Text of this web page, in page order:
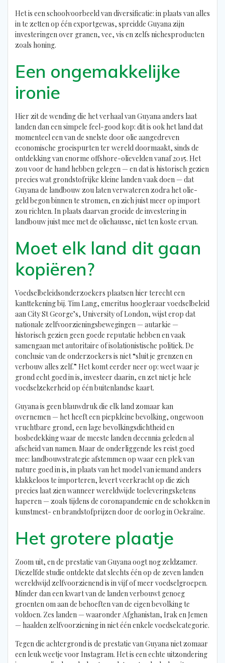
Het is een schoolvoorbeeld van diversificatie: in plaats van alles
in te zetten op één exportgewas, spreidde Guyana zijn
investeringen over granen, vee, vis en zelfs nichesproducten
zoals honing.
Een ongemakkelijke
ironie
Hier zit de wending die het verhaal van Guyana anders laat
landen dan een simpele feel-good kop: dit is ook het land dat
momenteel een van de snelste door olie aangedreven
economische groeispurten ter wereld doormaakt, sinds de
ontdekking van enorme offshore-olievelden vanaf 2015. Het
zou voor de hand hebben gelegen — en dat is historisch gezien
precies wat grondstofrijke kleine landen vaak doen — dat
Guyana de landbouw zou laten verwateren zodra het olie-
geld begon binnen te stromen, en zich juist meer op import
zou richten. In plaats daarvan groeide de investering in
landbouw juist mee met de oliehausse, niet ten koste ervan.
Moet elk land dit gaan
kopiëren?
Voedselbeleidsonderzoekers plaatsen hier terecht een
kanttekening bij. Tim Lang, emeritus hoogleraar voedselbeleid
aan City St George’s, University of London, wijst erop dat
nationale zelfvoorzieningsbewegingen — autarkie —
historisch gezien geen goede reputatie hebben en vaak
samengaan met autoritaire of isolationistische politiek. De
conclusie van de onderzoekers is niet “sluit je grenzen en
verbouw alles zelf.” Het komt eerder neer op: weet waar je
grond echt goed in is, investeer daarin, en zet niet je hele
voedselzekerheid op één buitenlandse kaart.
Guyana is geen blauwdruk die elk land zomaar kan
overnemen — het heeft een piepkleine bevolking, ongewoon
vruchtbare grond, een lage bevolkingsdichtheid en
bosbedekking waar de meeste landen decennia geleden al
afscheid van namen. Maar de onderliggende les reist goed
mee: landbouwstrategie afstemmen op waar een plek van
nature goed in is, in plaats van het model van iemand anders
klakkeloos te importeren, levert veerkracht op die zich
precies laat zien wanneer wereldwijde toeleveringsketens
haperen — zoals tijdens de coronapandemie en de schokken in
kunstmest- en brandstofprijzen door de oorlog in Oekraïne.
Het grotere plaatje
Zoom uit, en de prestatie van Guyana oogt nog zeldzamer.
Diezelfde studie ontdekte dat slechts één op de zeven landen
wereldwijd zelfvoorzienend is in vijf of meer voedselgroepen.
Minder dan een kwart van de landen verbouwt genoeg
groenten om aan de behoeften van de eigen bevolking te
voldoen. Zes landen — waaronder Afghanistan, Irak en Jemen
— haalden zelfvoorziening in niet één enkele voedselcategorie.
Tegen die achtergrond is de prestatie van Guyana niet zomaar
een leuk weetje voor Instagram. Het is een echte uitzondering